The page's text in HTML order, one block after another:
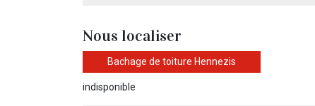
Nous localiser
Bachage de toiture Hennezis
indisponible